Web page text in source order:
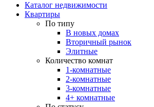
Каталог недвижимости
Квартиры
По типу
В новых домах
Вторичный рынок
Элитные
Количество комнат
1-комнатные
2-комнатные
3-комнатные
4+ комнатные